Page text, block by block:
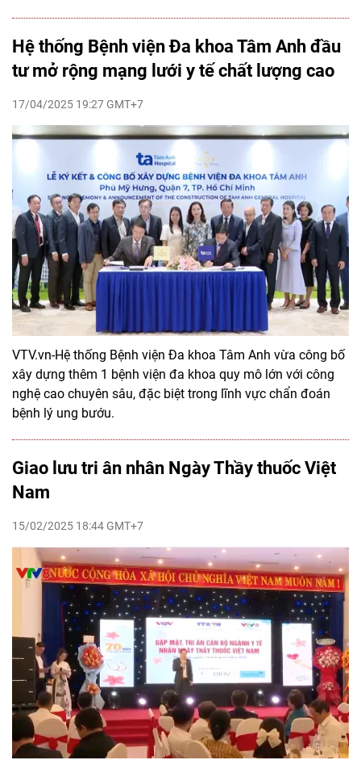
Hệ thống Bệnh viện Đa khoa Tâm Anh đầu
tư mở rộng mạng lưới y tế chất lượng cao
17/04/2025 19:27 GMT+7
VTV.vn-Hệ thống Bệnh viện Đa khoa Tâm Anh vừa công bố
xây dựng thêm 1 bệnh viện đa khoa quy mô lớn với công
nghệ cao chuyên sâu, đặc biệt trong lĩnh vực chẩn đoán
bệnh lý ung bướu.
Giao lưu tri ân nhân Ngày Thầy thuốc Việt
Nam
15/02/2025 18:44 GMT+7